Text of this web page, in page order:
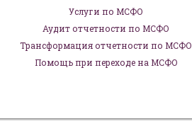
Услуги по МСФО
Аудит отчетности по МСФО
Трансформация отчетности по МСФО
Помощь при переходе на МСФО